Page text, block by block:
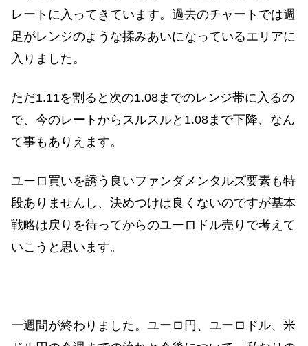
レートに入ってきています。過去のチャートでは週
足がレンジのような揉みあいになっているエリアに
入りました。
ただ1.11を割ると次の1.08までのレンジ帯に入るの
で、今のレートからスルスルと1.08まで下降、なん
て事もありえます。
ユーロ買いを誘う良いファンダメンタルズ要素も特
段ありませんし、決めつけは良くないのですが基本
戦略は戻りを待ってからのユーロドル売りで考えて
いこうと思います。
一週間が終わりました。ユーロ円、ユーロドル、米